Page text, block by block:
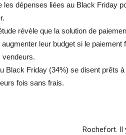
dépenses liées au Black Friday
révèle que la solution de
leur budget si le
vendeurs.
Black Friday (34%) se disent prêts
fois sans frais.
Rochefort. Il